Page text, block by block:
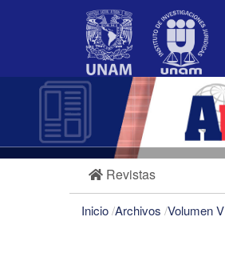
Revistas
Inicio/Archivos /Volumen V